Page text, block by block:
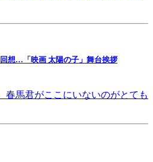
想…「映画 太陽の子」舞台挨拶
春馬君がここにいないのがとても